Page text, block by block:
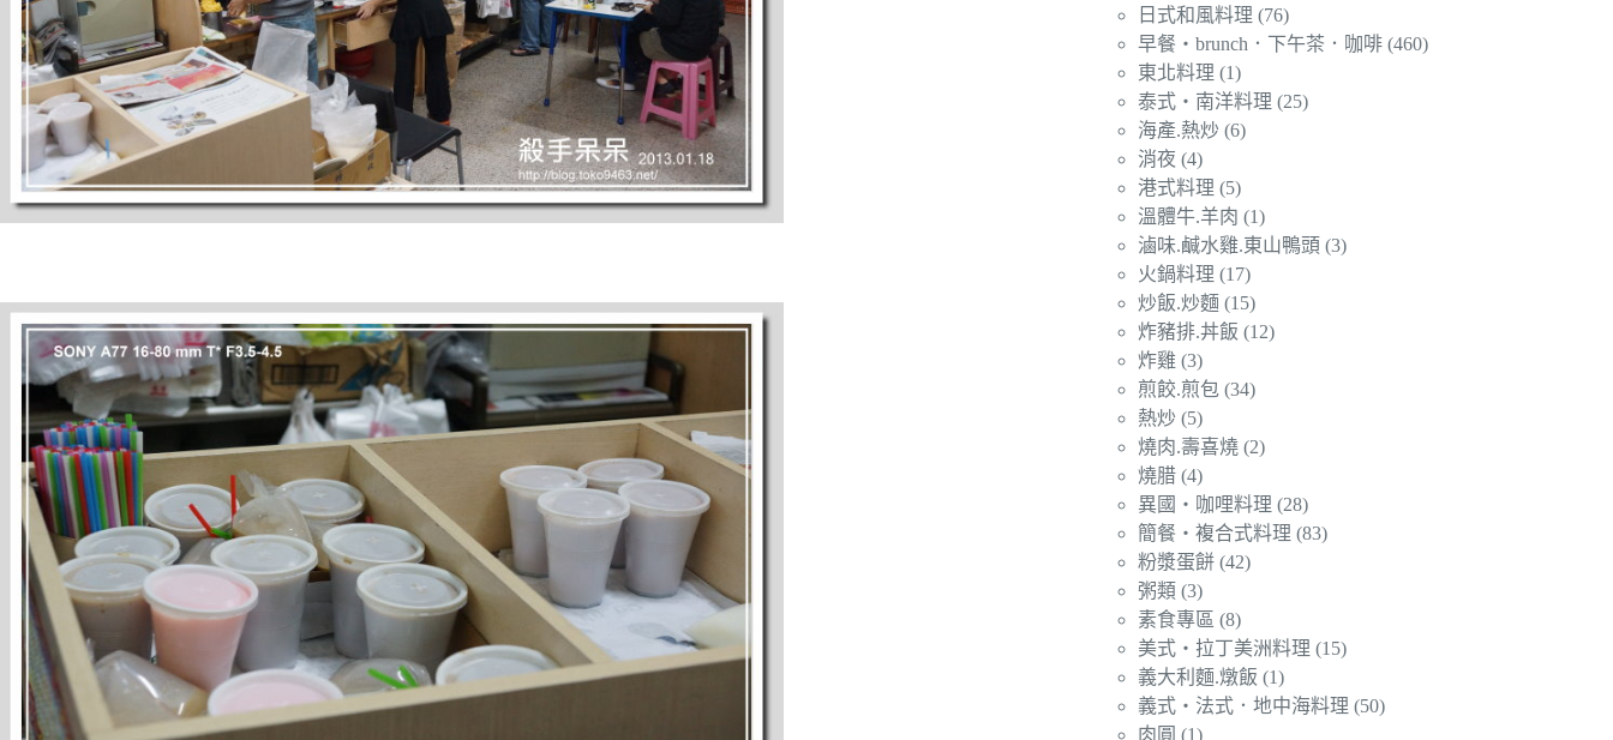
日式和風料理 (76)
早餐‧brunch．下午茶．咖啡 (460)
東北料理 (1)
泰式‧南洋料理 (25)
海產.熱炒 (6)
消夜 (4)
港式料理 (5)
溫體牛.羊肉 (1)
滷味.鹹水雞.東山鴨頭 (3)
火鍋料理 (17)
炒飯.炒麵 (15)
炸豬排.丼飯 (12)
炸雞 (3)
煎餃.煎包 (34)
熱炒 (5)
燒肉.壽喜燒 (2)
燒腊 (4)
異國‧咖哩料理 (28)
簡餐‧複合式料理 (83)
粉漿蛋餅 (42)
粥類 (3)
素食專區 (8)
美式‧拉丁美洲料理 (15)
義大利麵.燉飯 (1)
義式‧法式．地中海料理 (50)
肉圓 (1)